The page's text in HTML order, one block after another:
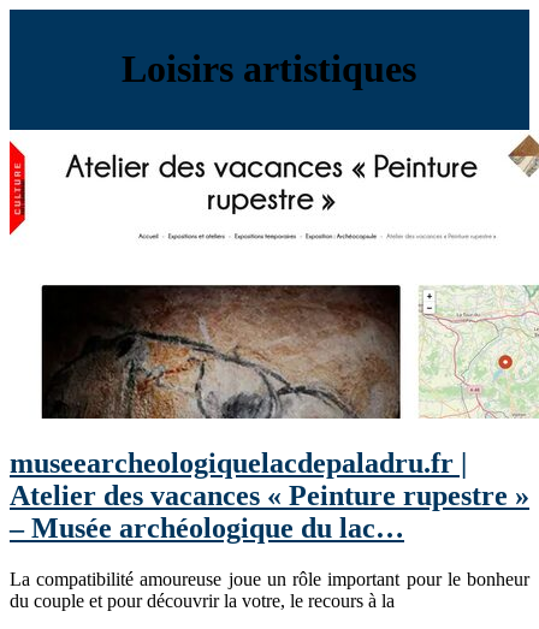
Loisirs artistiques
museearcheologiquelacdepaladru.fr |
Atelier des vacances « Peinture rupestre »
– Musée archéologique du lac…
La compatibilité amoureuse joue un rôle important pour le bonheur
du couple et pour découvrir la votre, le recours à la